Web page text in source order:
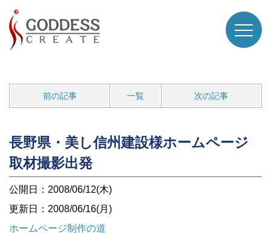
前の記事 一覧 次の記事
長野県・美し信州建設様ホームページ
取材撮影出発
公開日：2008/06/12(木)
更新日：2008/06/16(月)
ホームページ制作の道